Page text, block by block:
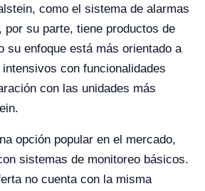
como el sistema de alarmas
por su parte, tiene productos de
su enfoque está más orientado a
con funcionalidades
con las unidades más
opción popular en el mercado,
sistemas de monitoreo básicos.
no cuenta con la misma